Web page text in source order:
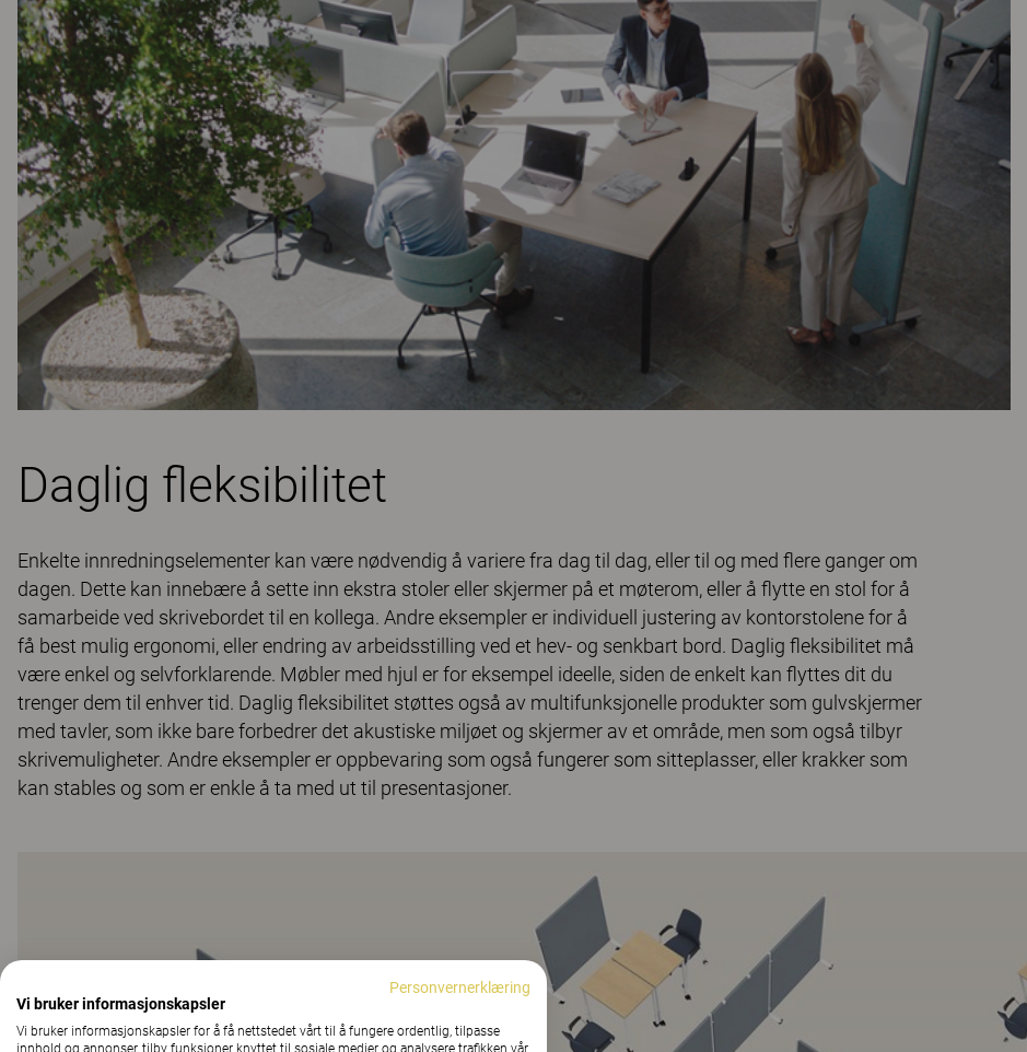
Daglig fleksibilitet
Enkelte innredningselementer kan være nødvendig å variere fra dag til dag, eller til og med flere ganger om
dagen. Dette kan innebære å sette inn ekstra stoler eller skjermer på et møterom, eller å flytte en stol for å
samarbeide ved skrivebordet til en kollega. Andre eksempler er individuell justering av kontorstolene for å
få best mulig ergonomi, eller endring av arbeidsstilling ved et hev- og senkbart bord. Daglig fleksibilitet må
være enkel og selvforklarende. Møbler med hjul er for eksempel ideelle, siden de enkelt kan flyttes dit du
trenger dem til enhver tid. Daglig fleksibilitet støttes også av multifunksjonelle produkter som gulvskjermer
med tavler, som ikke bare forbedrer det akustiske miljøet og skjermer av et område, men som også tilbyr
skrivemuligheter. Andre eksempler er oppbevaring som også fungerer som sitteplasser, eller krakker som
kan stables og som er enkle å ta med ut til presentasjoner.
Personvernerklæring
Vi bruker informasjonskapsler
Vi bruker informasjonskapsler for å få nettstedet vårt til å fungere ordentlig, tilpasse
innhold og annonser, tilby funksjoner knyttet til sosiale medier og analysere trafikken vår.